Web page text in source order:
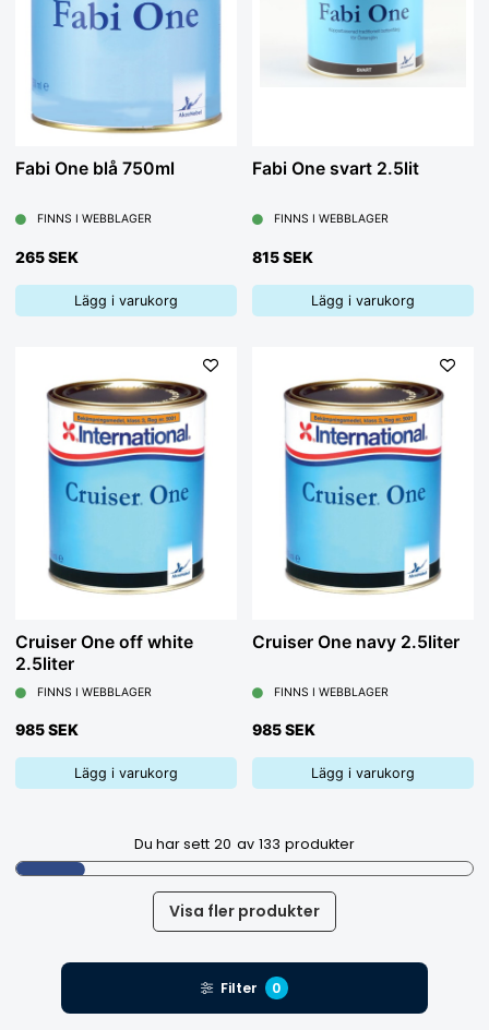
Fabi One blå 750ml
FINNS I WEBBLAGER
265 SEK
Lägg i varukorg
Fabi One svart 2.5lit
FINNS I WEBBLAGER
815 SEK
Lägg i varukorg
Cruiser One off white
2.5liter
FINNS I WEBBLAGER
985 SEK
Lägg i varukorg
Cruiser One navy 2.5liter
FINNS I WEBBLAGER
985 SEK
Lägg i varukorg
Du har sett 20 av 133 produkter
Visa fler produkter
Filter 0